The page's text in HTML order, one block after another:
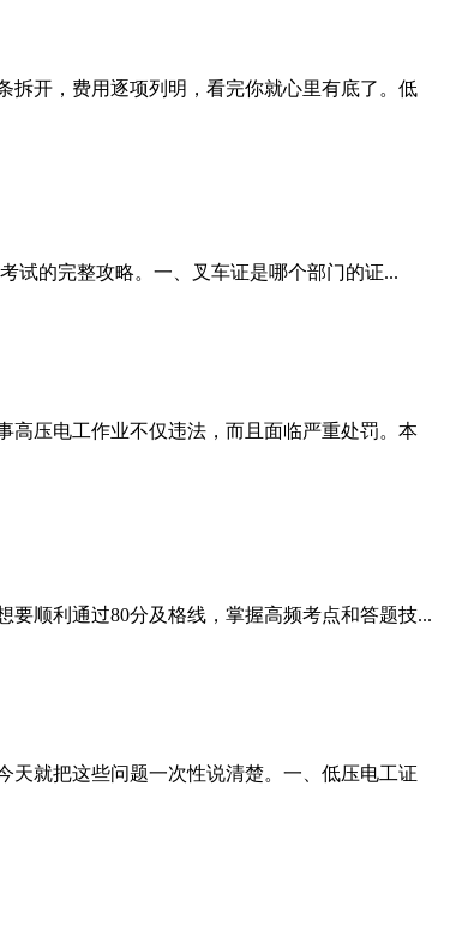
拆开，费用逐项列明，看完你就心里有底了。低
试的完整攻略。一、叉车证是哪个部门的证...
高压电工作业不仅违法，而且面临严重处罚。本
顺利通过80分及格线，掌握高频考点和答题技...
天就把这些问题一次性说清楚。一、低压电工证